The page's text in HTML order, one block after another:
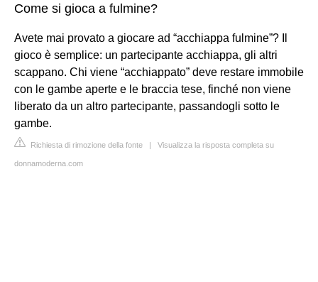
Come si gioca a fulmine?
Avete mai provato a giocare ad “acchiappa fulmine”? Il
gioco è semplice: un partecipante acchiappa, gli altri
scappano. Chi viene “acchiappato” deve restare immobile
con le gambe aperte e le braccia tese, finché non viene
liberato da un altro partecipante, passandogli sotto le
gambe.
Richiesta di rimozione della fonte | Visualizza la risposta completa su
donnamoderna.com